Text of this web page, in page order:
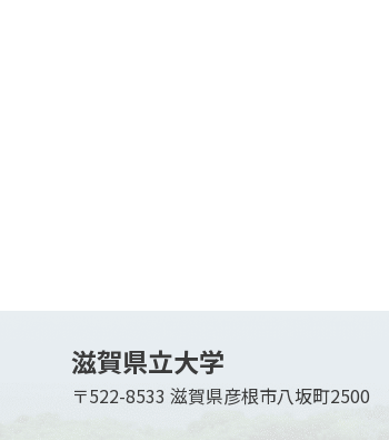
滋賀県立大学
〒522-8533 滋賀県彦根市八坂町2500